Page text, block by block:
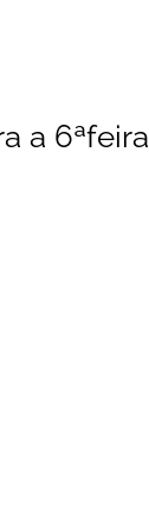
a 6ªfeira